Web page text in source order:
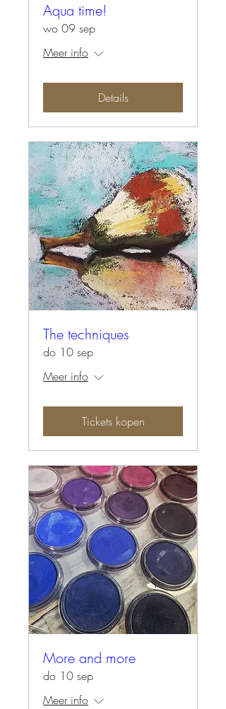
Aqua time!
wo 09 sep
Meer info
Details
The techniques
do 10 sep
Meer info
Tickets kopen
More and more
do 10 sep
Meer info